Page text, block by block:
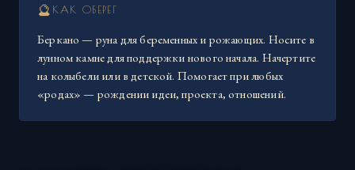
🔮 КАК ОБЕРЕГ
Беркано — руна для беременных и рожающих. Носите в
лунном камне для поддержки нового начала. Начертите
на колыбели или в детской. Помогает при любых
«родах» — рождении идеи, проекта, отношений.